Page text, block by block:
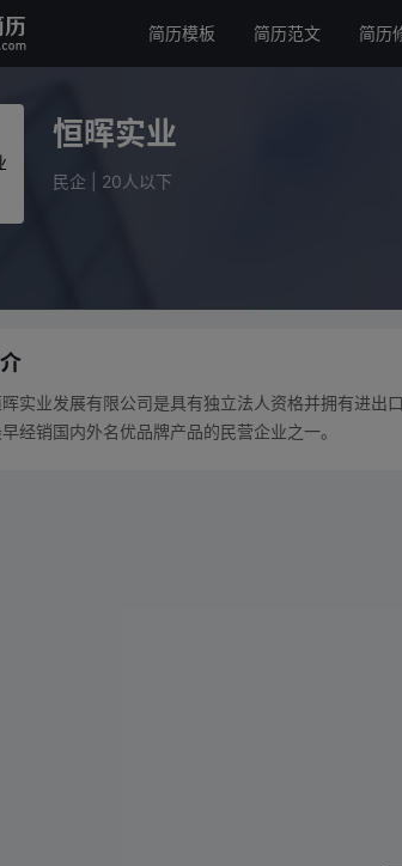
简历模板 简历范文 简历
恒晖实业
恒晖实业
民企 20人以下
实业发展有限公司是具有独立法人资格并拥有进
经销国内外名优品牌产品的民营企业之一。